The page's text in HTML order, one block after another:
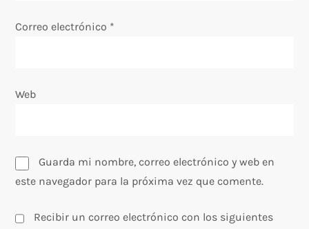
Correo electrónico *
Web
Guarda mi nombre, correo electrónico y web en
este navegador para la próxima vez que comente.
Recibir un correo electrónico con los siguientes